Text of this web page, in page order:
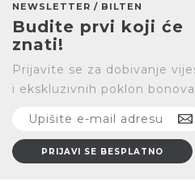
NEWSLETTER / BILTEN
Budite prvi koji će
znati!
Prijavite se za dobivanje
i ekskluzivnih poklon bonova